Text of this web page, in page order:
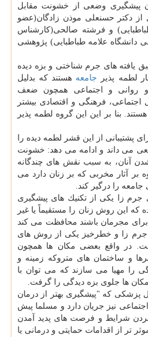
پیشگیری وضعی از خشونت مقابل
از دكتر حسنعلی موذن زادگان(عضو
و فرشته صالحی(كارشناس
علامه طباطبایی) پژوهشی
یافته های جرم شناختی و بزه دیده
لطمه پذیر جامعه هستند كه بدلیل
روانی و اجتماعی همچون ضعف
فرهنگی و اقتصادی بیشتر
بنا بر این این گروه لطمه پذیر
پشتیبانی از این قشر لطمه دیده را
می داند و ادامه می دهد: خشونت
آنان، به سبب نقش های چندگانه
بر آثار مخربی كه بر زنان دارد می
را درگیر كند.
زا یكی از تكنیك های پیشگیری
این روش زنان را مستقیماً یا غیر
برای مجرمان باشند محافظت می كند
زا و خطرخیز یكی از روش های
در واقع بعضی مكان ها همچون
و ساختمان های متروكه زمینه و
را مهیا می سازند كه می توان با
ها جلوی بزه دیدگی را گرفت.
پزشكی كه "پیشگیری بهتر از درمان
نیز جریان دارد و مسلما پیش
شرایط و فرصت های پدید آمدن
تر از اقدامات حمایتی و درمانی یا